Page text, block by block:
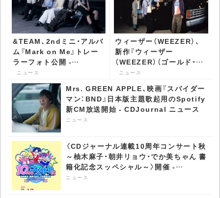
&TEAM、2ndミニ・アルバ
ム『Mark on Me』トレー
ラーフォト公開 -
CDJournal ニュース
ニュース
ウィーザー（WEEZER）、
新作『ウィーザー
（WEEZER）（ゴールド・ア
ルバム）』を携え単独来日
ニュース
ニュース
Mrs. GREEN APPLE、映画『スパイダー
マン：BND』日本版主題歌起用のSpotify
新CM放送開始 - CDJournal ニュース
ニュース
〈CDジャーナル連載10周年コンサート秋
～柚木麻子・朝井リョウ・でか美ちゃん 書
籍化記念スッペシャル～〉開催 -
CDJournal ニュース
ニュース